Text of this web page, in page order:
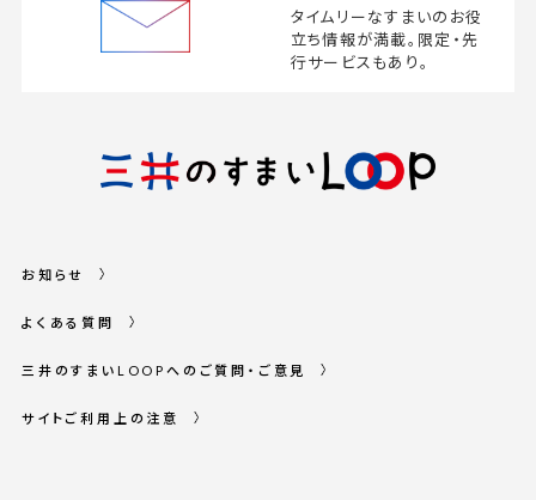
お知らせ
よくある質問
三井のすまいLOOPへのご質問・ご意見
サイトご利用上の注意
タイムリーなすまいの お役
立ち情報が満載。 限定・先
行サービスもあり。